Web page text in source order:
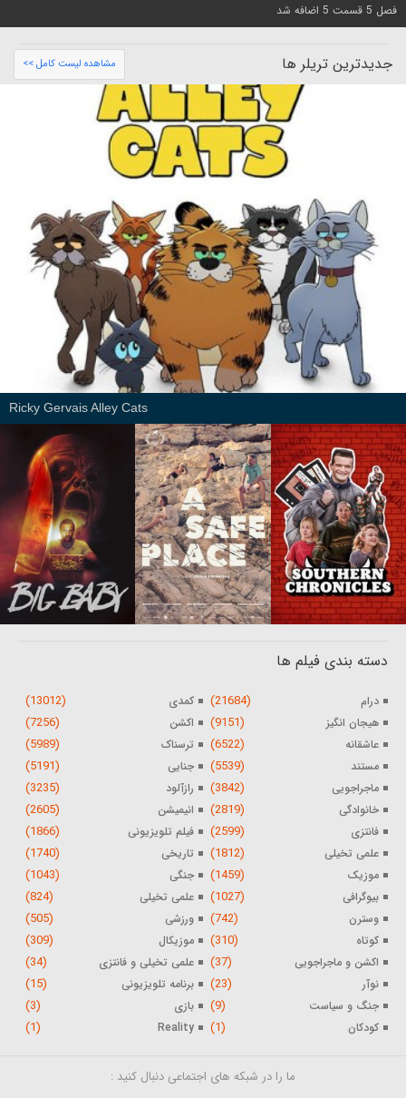
فصل 5 قسمت 5 اضافه شد
جدیدترین تریلر ها مشاهده لیست کامل >>
Ricky Gervais Alley Cats
دسته بندی فیلم ها
درام (21684) کمدی (13012)
هیجان انگیز (9151) اکشن (7256)
عاشقانه (6522) ترسناک (5989)
مستند (5539) جنایی (5191)
ماجراجویی (3842) رازآلود (3235)
خانوادگی (2819) انیمیشن (2605)
فانتزی (2599) فیلم تلویزیونی (1866)
علمی تخیلی (1812) تاریخی (1740)
موزیک (1459) جنگی (1043)
بیوگرافی (1027) علمی تخیلی (824)
وسترن (742) ورزشی (505)
کوتاه (310) موزیکال (309)
اکشن و ماجراجویی (37) علمی تخیلی و فانتزی (34)
نوآر (23) برنامه تلویزیونی (15)
جنگ و سیاست (9) بازی (3)
کودکان (1)
Reality
(1)
ما را در شبکه های اجتماعی دنبال کنید :